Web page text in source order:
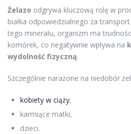
Żelazo odgrywa kluczową rolę w
białka odpowiedzialnego za
tego minerału, organizm ma
komórek, co negatywnie wpływa na
wydolność fizyczną.
Szczególnie narażone na niedobór
kobiety w ciąży,
karmiące matki,
dzieci.